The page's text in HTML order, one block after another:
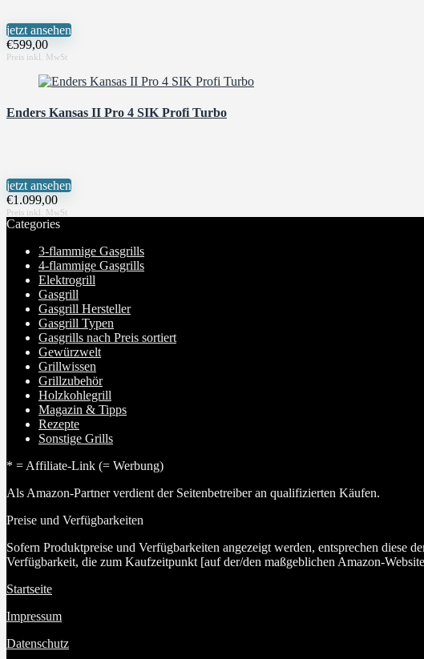
jetzt ansehen
€599,00
Enders Kansas II Pro 4 SIK Profi Turbo
jetzt ansehen
€1.099,00
Categories
3-flammige Gasgrills
4-flammige Gasgrills
Elektrogrill
Gasgrill
Gasgrill Hersteller
Gasgrill Typen
Gasgrills nach Preis sortiert
Gewürzwelt
Grillwissen
Grillzubehör
Holzkohlegrill
Magazin & Tipps
Rezepte
Sonstige Grills
* = Affiliate-Link (= Werbung)
Als Amazon-Partner verdient der Seitenbetreiber an qualifizierten Käufen.
Preise und Verfügbarkeiten
Sofern Produktpreise und Verfügbarkeiten angezeigt werden, entsprechen diese
Verfügbarkeit, die zum Kaufzeitpunkt [auf der/den maßgeblichen Amazon-
Startseite
Impressum
Datenschutz